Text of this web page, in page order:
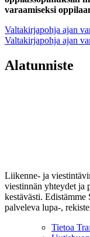
varaamiseksi
Valtakirjapohja ajan
Valtakirjapohja ajan
Alatunniste
Liikenne- ja
viestinnän yhteydet ja
kestävästi.
palveleva lupa-,
Tietoa